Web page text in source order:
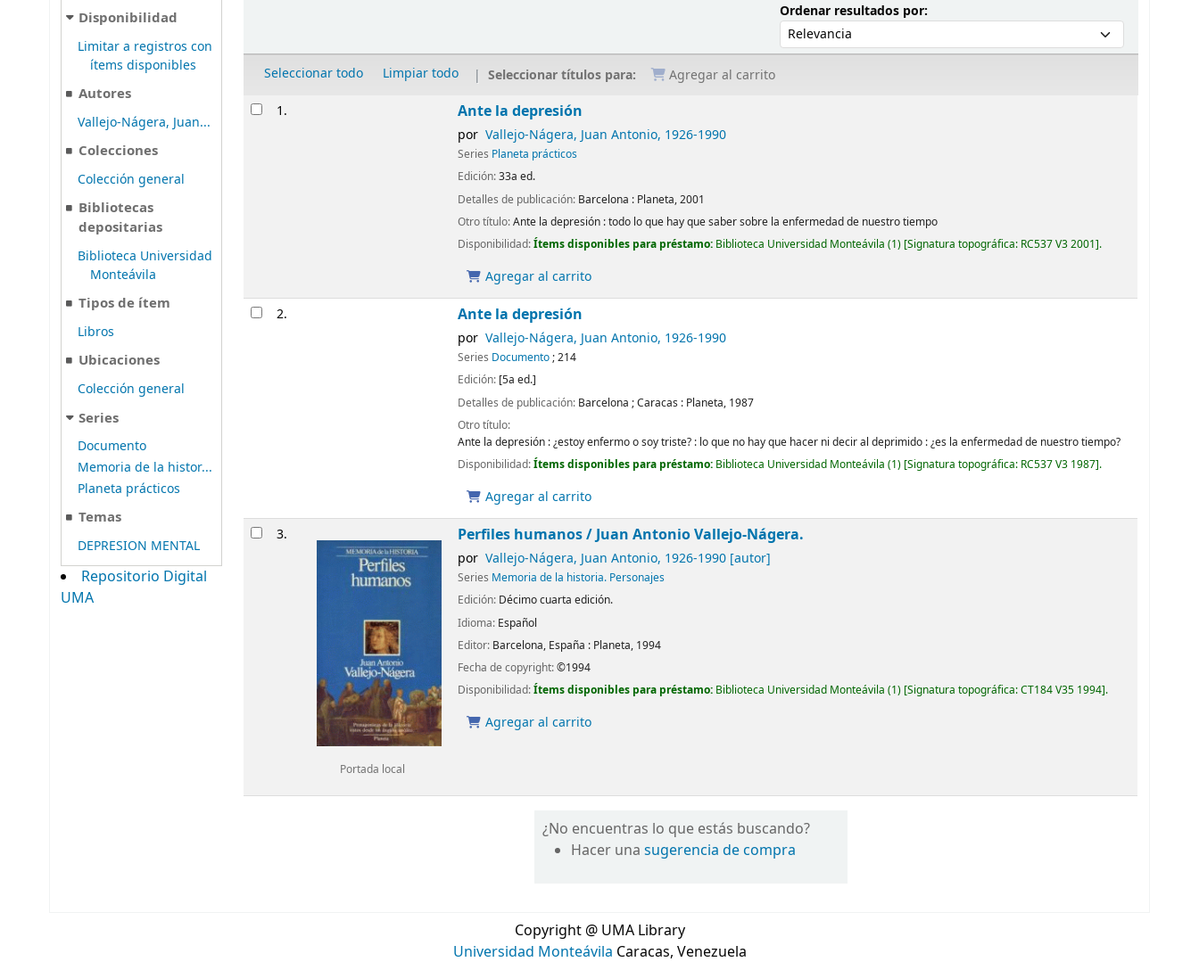
Disponibilidad
Limitar a registros con
ítems disponibles
Autores
Vallejo-Nágera, Juan...
Colecciones
Colección general
Bibliotecas
depositarias
Biblioteca Universidad
Monteávila
Tipos de ítem
Libros
Ubicaciones
Colección general
Series
Documento
Memoria de la histor...
Planeta prácticos
Temas
DEPRESION MENTAL
Repositorio Digital
UMA
Ordenar resultados por:Ordenar por:
Seleccionar todo Limpiar todo Seleccionar títulos para: Agregar al carrito
Resultados
1. Ante la depresión
por Vallejo-Nágera, Juan Antonio, 1926-1990
Series Planeta prácticos
Edición:33a ed.
Detalles de publicación: Barcelona : Planeta,2001
Otro título:Ante la depresión : todo lo que hay que saber sobre la enfermedad de nuestro tiempo
Disponibilidad:Ítems disponibles para préstamo: Biblioteca Universidad Monteávila (1) Signatura topográfica: RC537 V3 2001 .
Agregar al carrito
2. Ante la depresión
por Vallejo-Nágera, Juan Antonio, 1926-1990
Series Documento; 214
Edición: [5a ed.]
Detalles de publicación: Barcelona ; Caracas : Planeta, 1987
Otro título:
Ante la depresión : ¿estoy enfermo o soy triste? : lo que no hay que hacer ni decir al deprimido : ¿es la enfermedad de nuestro tiempo?
Disponibilidad:Ítems disponibles para préstamo: Biblioteca Universidad Monteávila (1) Signatura topográfica: RC537 V3 1987 .
Agregar al carrito
3.
Portada local
Perfiles humanos /Juan Antonio Vallejo-Nágera.
por Vallejo-Nágera, Juan Antonio, 1926-1990[autor]
Series Memoria de la historia. Personajes
Edición: Décimo cuarta edición.
Idioma: Español
Editor: Barcelona, España : Planeta, 1994
Fecha de copyright:©1994
Disponibilidad:Ítems disponibles para préstamo: Biblioteca Universidad Monteávila (1) Signatura topográfica:CT184 V35 1994 .
Agregar al carrito
¿No encuentras lo que estás buscando?
Hacer unasugerencia de compra
Copyright @ UMA Library
Universidad Monteávila Caracas, Venezuela